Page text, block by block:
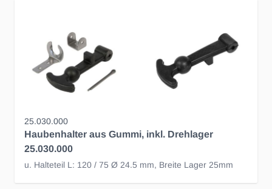
25.030.000
Haubenhalter aus Gummi, inkl. Drehlager
25.030.000
u. Halteteil L: 120 / 75 Ø 24.5 mm, Breite Lager 25mm